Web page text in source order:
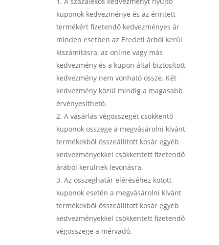
kuponok kedvezménye és az érintett
termékért fizetendő kedvezményes ár
minden esetben az Eredeti árból kerül
kiszámításra, az online vagy más
kedvezmény és a kupon által biztosított
kedvezmény nem vonható össze. Két
kedvezmény közül mindig a magasabb
érvényesíthető.
A vásárlás végösszegét csökkentő
kuponok összege a megvásárolni kívánt
termékekből összeállított kosár egyéb
kedvezményekkel csökkentett fizetendő
árából kerülnek levonásra.
Az összeghatár eléréséhez kötött
kuponok esetén a megvásárolni kívánt
termékekből összeállított kosár egyéb
kedvezményekkel csökkentett fizetendő
végösszege a mérvadó.